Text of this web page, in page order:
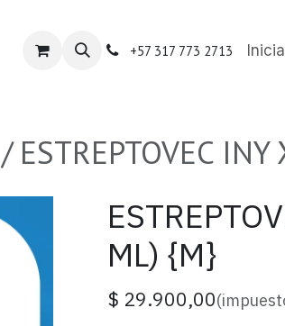
Especializada Contáctenos
+57 317 773 2713
ESTREPTOVEC
ML) {M}
$ 29.900,00